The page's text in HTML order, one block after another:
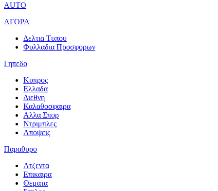
AUTO
ΑΓΟΡΑ
Δελτια Τυπου
Φυλλαδια Προσφορων
Γηπεδο
Κυπρος
Ελλαδα
Διεθνη
Καλαθοσφαιρα
Αλλα Σπορ
Ντριμπλες
Αποψεις
Παραθυρο
Ατζεντα
Επικαιρα
Θεματα